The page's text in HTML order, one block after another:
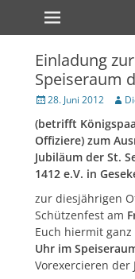
zum
Inhalt
Primärmenü
Einladung
Speiseraum
Veröffentlicht
28. Juni 2012
(betrifft
Offiziere) zum
Jubiläum der St.
1412 e.V. in
zur diesjährigen
Schützenfest am
Euch hiermit
Uhr im
Vorexercieren der